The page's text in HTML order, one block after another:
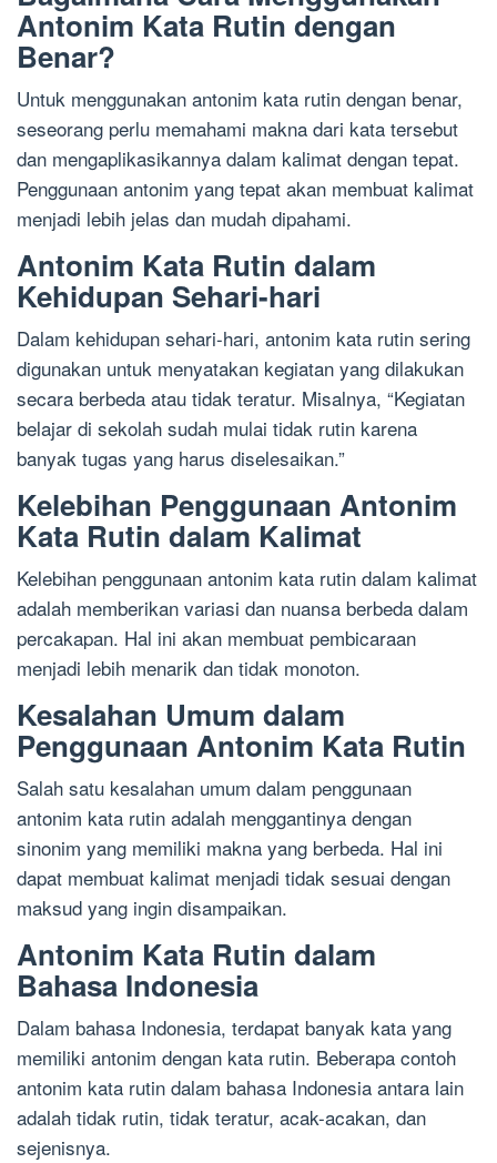
Antonim Kata Rutin dengan
Benar?
Untuk menggunakan antonim kata rutin dengan benar,
seseorang perlu memahami makna dari kata tersebut
dan mengaplikasikannya dalam kalimat dengan tepat.
Penggunaan antonim yang tepat akan membuat kalimat
menjadi lebih jelas dan mudah dipahami.
Antonim Kata Rutin dalam
Kehidupan Sehari-hari
Dalam kehidupan sehari-hari, antonim kata rutin sering
digunakan untuk menyatakan kegiatan yang dilakukan
secara berbeda atau tidak teratur. Misalnya, “Kegiatan
belajar di sekolah sudah mulai tidak rutin karena
banyak tugas yang harus diselesaikan.”
Kelebihan Penggunaan Antonim
Kata Rutin dalam Kalimat
Kelebihan penggunaan antonim kata rutin dalam kalimat
adalah memberikan variasi dan nuansa berbeda dalam
percakapan. Hal ini akan membuat pembicaraan
menjadi lebih menarik dan tidak monoton.
Kesalahan Umum dalam
Penggunaan Antonim Kata Rutin
Salah satu kesalahan umum dalam penggunaan
antonim kata rutin adalah menggantinya dengan
sinonim yang memiliki makna yang berbeda. Hal ini
dapat membuat kalimat menjadi tidak sesuai dengan
maksud yang ingin disampaikan.
Antonim Kata Rutin dalam
Bahasa Indonesia
Dalam bahasa Indonesia, terdapat banyak kata yang
memiliki antonim dengan kata rutin. Beberapa contoh
antonim kata rutin dalam bahasa Indonesia antara lain
adalah tidak rutin, tidak teratur, acak-acakan, dan
sejenisnya.